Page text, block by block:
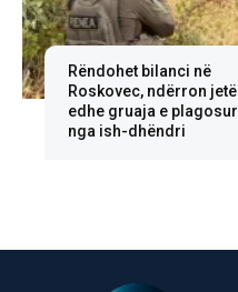
Rëndohet bilanci në
Roskovec, ndërron jetë
edhe gruaja e plagosur
nga ish-dhëndri